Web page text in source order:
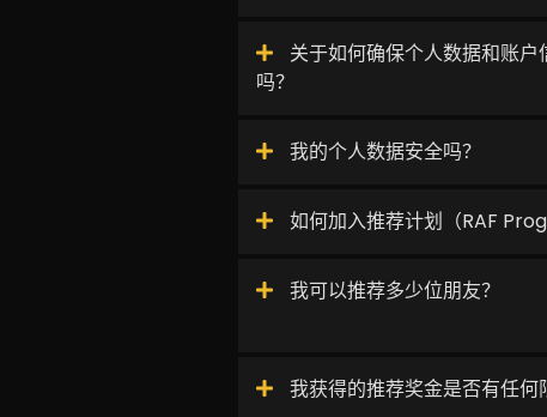
关于如何确保个人数据和账
吗？
我的个人数据安全吗？
如何加入推荐计划（RAF
我可以推荐多少位朋友？
我获得的推荐奖金是否有任何